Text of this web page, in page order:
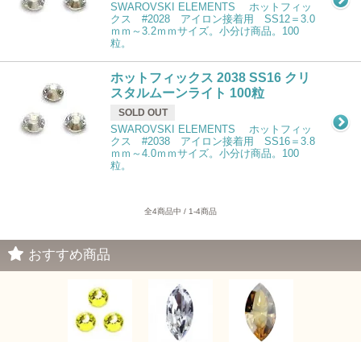
SWAROVSKI ELEMENTS ホットフィッ
クス #2028 アイロン接着用 SS12＝3.0
ｍｍ～3.2ｍｍサイズ。小分け商品。100
粒。
ホットフィックス 2038 SS16 クリ
スタルムーンライト 100粒
SOLD OUT
SWAROVSKI ELEMENTS ホットフィッ
クス #2038 アイロン接着用 SS16＝3.8
ｍｍ～4.0ｍｍサイズ。小分け商品。100
粒。
全4商品中 / 1-4商品
おすすめ商品